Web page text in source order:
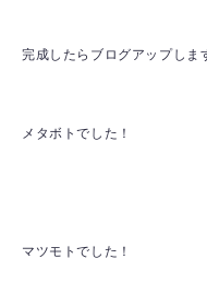
完成したらブログアップし
メタボトでした！
マツモトでした！